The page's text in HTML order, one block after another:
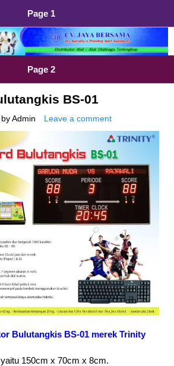
Page 1
Lengkap dan Berkualitas
Page 2
BS-01
by Admin Leave a comment
Bulutangkis BS-01 merek Trinity
150cm x 70cm x 8cm.